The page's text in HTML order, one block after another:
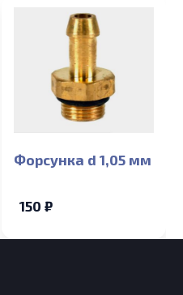
Форсунка d 1,05 мм
150 ₽